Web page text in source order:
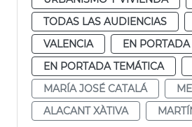
TODAS LAS AUDIENCIAS
VALENCIA
EN PORTADA
EN PORTADA TEMÁTICA
MARÍA JOSÉ CATALÁ
ALACANT XÀTIVA